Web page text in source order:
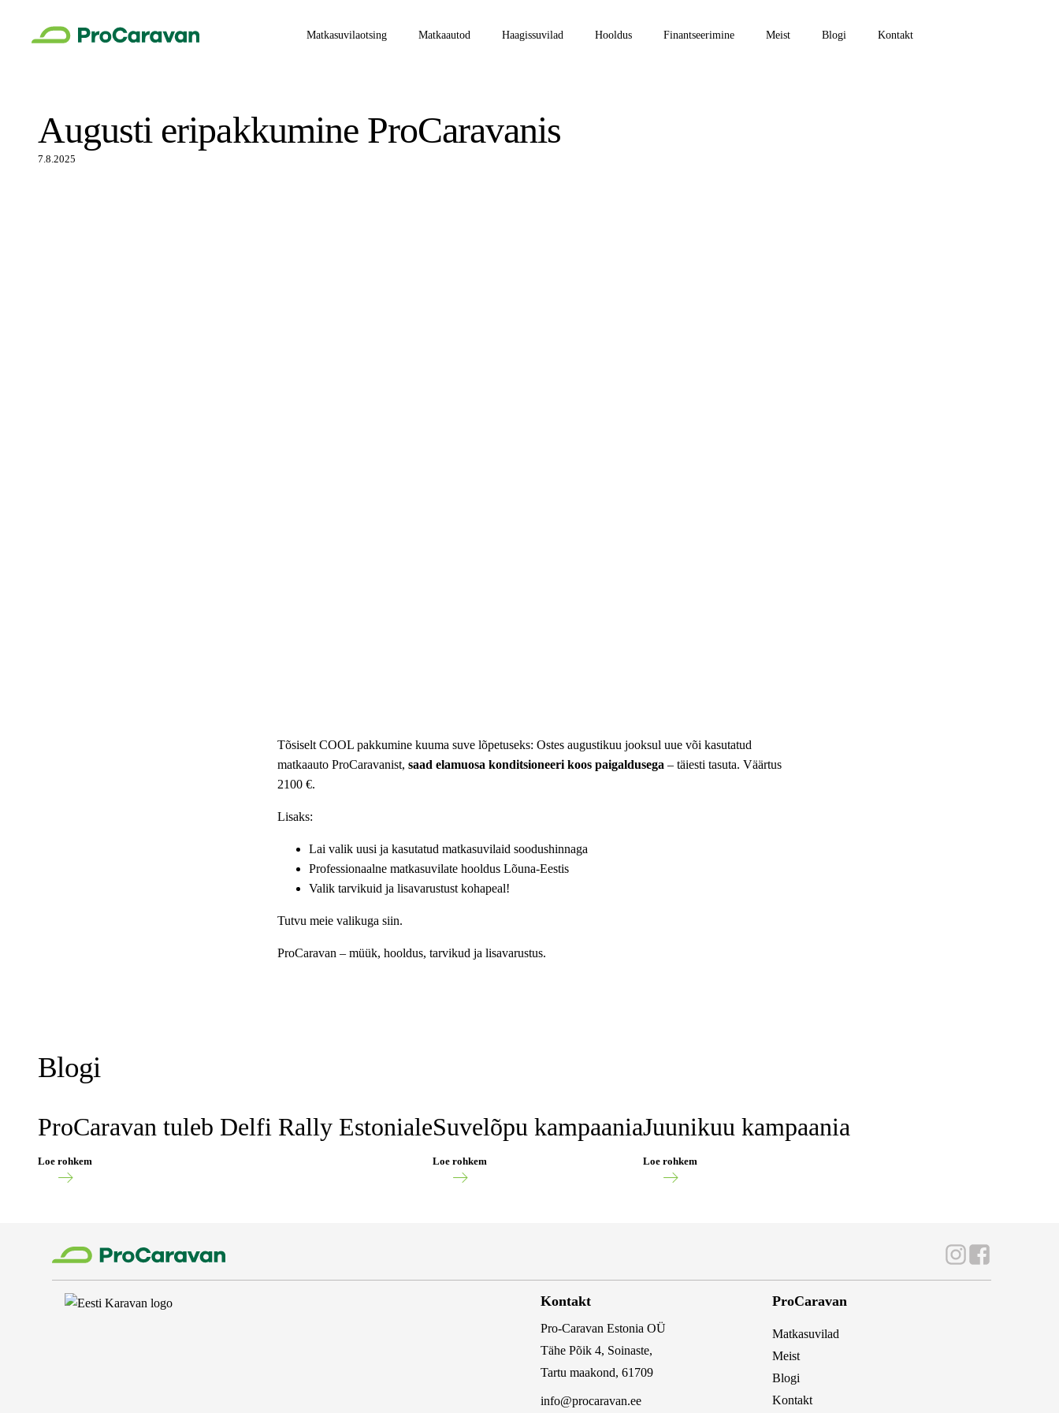
Matkasuvilaotsing Matkaautod Haagissuvilad Hooldus Finantseerimine Meist Blogi Kontakt
Augusti eripakkumine ProCaravanis
7.8.2025
Tõsiselt COOL pakkumine kuuma suve lõpetuseks: Ostes augustikuu jooksul uue või kasutatud
matkaauto ProCaravanist, saad elamuosa konditsioneeri koos paigaldusega – täiesti tasuta. Väärtus
2100 €.
Lisaks:
Lai valik uusi ja kasutatud matkasuvilaid soodushinnaga
Professionaalne matkasuvilate hooldus Lõuna-Eestis
Valik tarvikuid ja lisavarustust kohapeal!
Tutvu meie valikuga siin.
ProCaravan – müük, hooldus, tarvikud ja lisavarustus.
Blogi
ProCaravan tuleb Delfi Rally Estoniale
Loe rohkem
Suvelõpu kampaania
Loe rohkem
Juunikuu kampaania
Loe rohkem
Kontakt
Pro-Caravan Estonia OÜ
Tähe Põik 4, Soinaste,
Tartu maakond, 61709
info@procaravan.ee
ProCaravan
Matkasuvilad
Meist
Blogi
Kontakt